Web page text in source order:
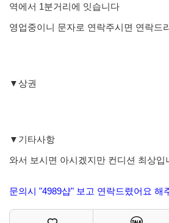
역에서 1분거리에 잇습니다
영업중이니 문자로 연락주시면 연락드
▼상권
▼기타사항
와서 보시면 아시겠지만 컨디션 최상입
문의시 "4989샵" 보고 연락드렸어요 해